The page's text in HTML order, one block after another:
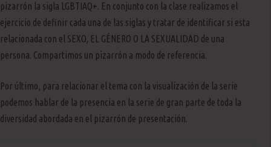
pizarrón la sigla LGBTIAQ+. En conjunto con la clase realizamos el
ejercicio de definir cada una de las siglas y tratar de identificar si esta
relacionada con el SEXO, EL GÉNERO O LA SEXUALIDAD de una
persona. Compartimos un pizarrón a modo de referencia.
Por último, para relacionar el tema con la visualización de la serie
podemos hablar de la presencia en la serie de gran parte de toda la
diversidad abordada en el pizarrón de presentación.